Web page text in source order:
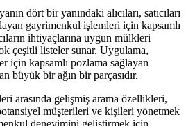
dört bir yanındaki alıcıları, satıcıları
gayrimenkul işlemleri için kapsamlı
ihtiyaçlarına uygun mülkleri
çeşitli listeler sunar. Uygulama,
için kapsamlı pozlama sağlayan
büyük bir ağın bir parçasıdır.
arasında gelişmiş arama özellikleri,
müşterileri ve kişileri yönetmek
deneyimini geliştirmek için